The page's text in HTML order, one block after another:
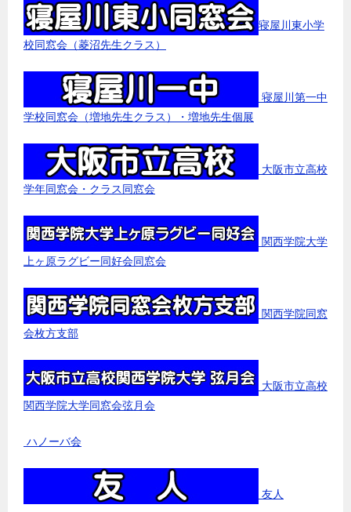
寝屋川東小学
校同窓会（菱沼先生クラス）
寝屋川第一中
学校同窓会（増地先生クラス）・増地先生個展
大阪市立高校
学年同窓会・クラス同窓会
関西学院大学
上ヶ原ラグビー同好会同窓会
関西学院同窓
会枚方支部
大阪市立高校
関西学院大学同窓会弦月会
ハノーバ会
友人